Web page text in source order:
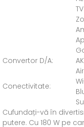
Convertor D/A:
Conectivitate:
Cufundați-vă în
putere. Cu 180 W pe